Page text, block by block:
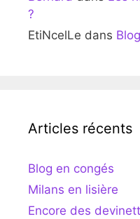
?
EtiNcelLe dans
Articles récents
Blog en congés
Milans en lisière
Encore des